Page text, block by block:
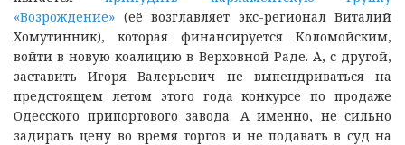
«Возрождение» (её возглавляет экс-регионал Виталий
Хомутинник), которая финансируется Коломойским,
войти в новую коалицию в Верховной Раде. А, с другой,
заставить Игоря Валерьевич не выпендриваться на
предстоящем летом этого года конкурсе по продаже
Одесского припортового завода. А именно, не сильно
задирать цену во время торгов и не подавать в суд на